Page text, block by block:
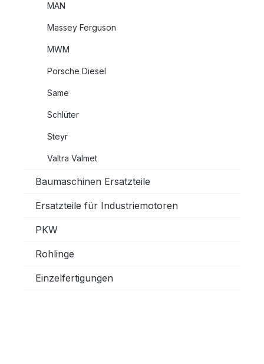
MAN
Massey Ferguson
MWM
Porsche Diesel
Same
Schlüter
Steyr
Valtra Valmet
Baumaschinen Ersatzteile
Ersatzteile für Industriemotoren
PKW
Rohlinge
Einzelfertigungen